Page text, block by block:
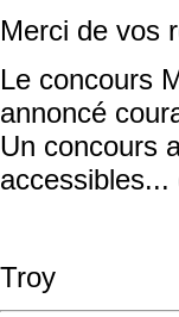
Merci de vos
Le concours
annoncé
Un concours
Troy